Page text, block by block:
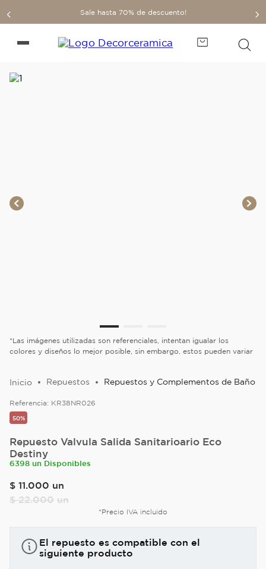
Sale hasta 70% de descuento!
*Las imágenes utilizadas son referenciales, intentan igualar los
colores y diseños lo mejor posible, sin embargo, estos pueden variar
Repuestos Repuestos y Complementos de Baño
Referencia: KR38NR026
50%
Repuesto Valvula Salida Sanitarioario Eco
Destiny
6398 un Disponibles
$ 11.000 un
$ 22.000 un
*Precio IVA incluido
El repuesto es compatible con el
siguiente producto